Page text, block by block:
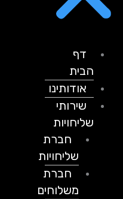
דף
הבית
אודותינו
שירותי
שליחויות
חברת
שליחויות
חברת
משלוחים